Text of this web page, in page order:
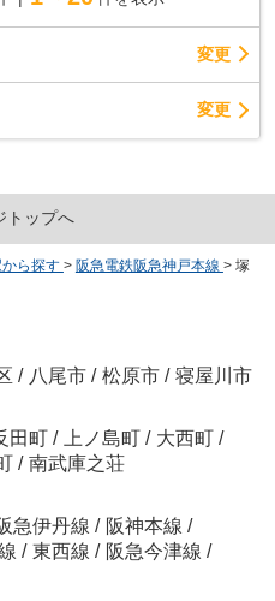
変更
変更
トップへ
ら探す > 阪急電鉄阪急神戸本線 > 塚
/ 八尾市 / 松原市 / 寝屋川市
田町 / 上ノ島町 / 大西町 /
/ 南武庫之荘
急伊丹線 / 阪神本線 /
/ 東西線 / 阪急今津線 /